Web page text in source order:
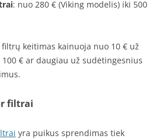
: nuo 280 € (Viking modelis) iki 500
keitimas kainuoja nuo 10 € už
€ ar daugiau už sudėtingesnius
filtrai
yra puikus sprendimas tiek